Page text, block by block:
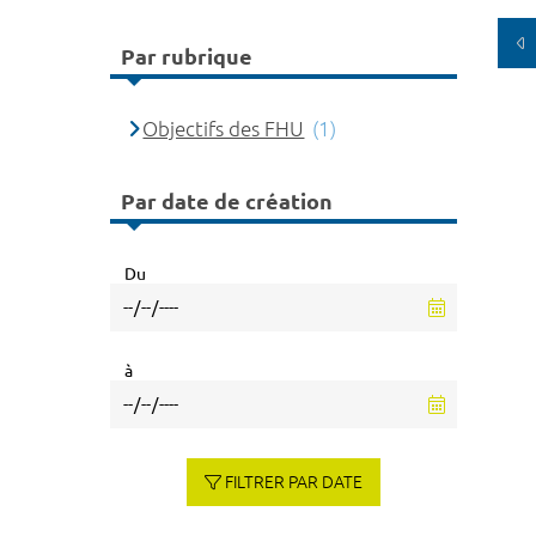
Par rubrique
Objectifs des FHU (1)
Par date de création
Du
à
FILTRER PAR DATE